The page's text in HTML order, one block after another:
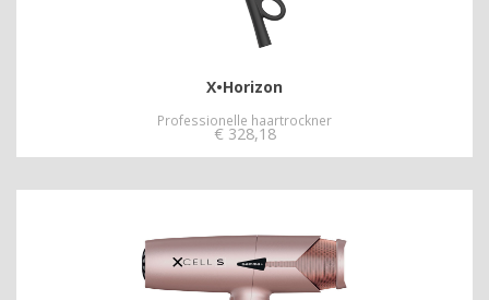
X•Horizon
Professionelle haartrockner
€ 328,18